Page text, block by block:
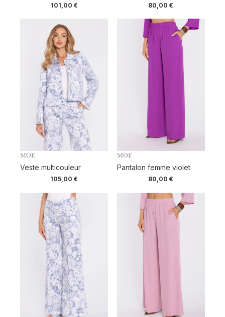
101,00 € 80,00€
MOE
Veste multicouleur
105,00€
MOE
Pantalon femme violet
80,00€